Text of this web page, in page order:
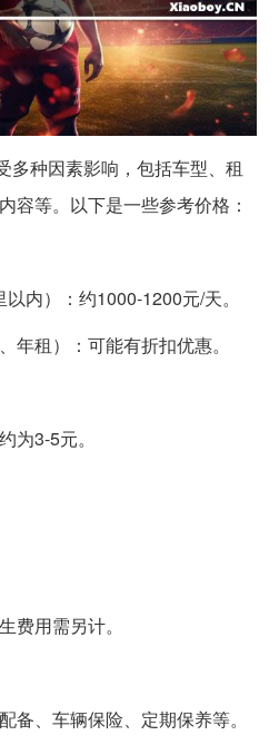
多种因素影响，包括车型、租
容等。以下是一些参考价格：
内）：约1000-1200元/天。
年租）：可能有折扣优惠。
为3-5元。
费用需另计。
备、车辆保险、定期保养等。